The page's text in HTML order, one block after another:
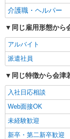
田
介護職・ヘルパー
同じ雇用形態から
アルバイト
派遣社員
同じ特徴から会津
入社日応相談
Web面接OK
未経験歓迎
新卒・第二新卒歓迎